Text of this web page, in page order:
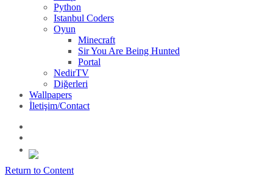
Python
Istanbul Coders
Oyun
Minecraft
Sir You Are Being Hunted
Portal
NedirTV
Diğerleri
Wallpapers
İletişim/Contact
Return to Content